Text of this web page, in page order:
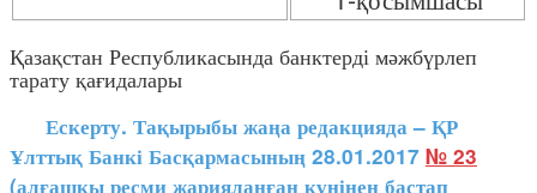
Қазақстан Республикасында банктерді мәжбүрлеп
тарату қағидалары
Ескерту. Тақырыбы жаңа редакцияда – ҚР
Ұлттық Банкі Басқармасының 28.01.2017 № 23
(алғашқы ресми жарияланған күнінен бастап